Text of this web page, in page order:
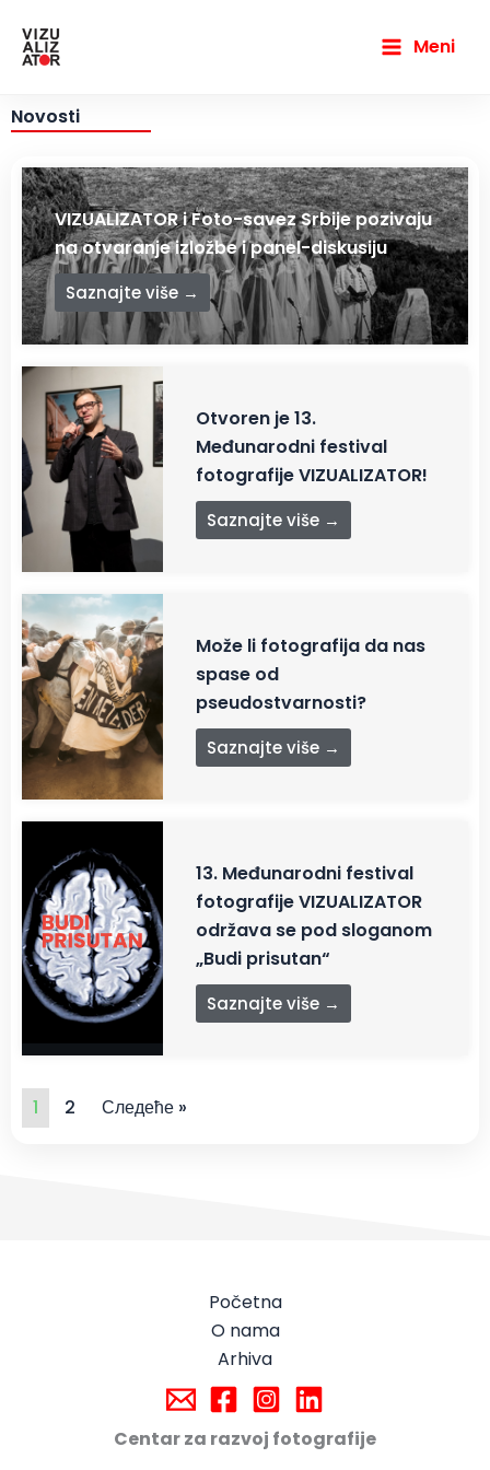
садржај
Meni
Novosti
VIZUALIZATOR i Foto-savez Srbije pozivaju
na otvaranje izložbe i panel-diskusiju
Saznajte više →
Otvoren je 13.
Međunarodni festival
fotografije VIZUALIZATOR!
Saznajte više →
Može li fotografija da nas
spase od
pseudostvarnosti?
Saznajte više →
13. Međunarodni festival
fotografije VIZUALIZATOR
održava se pod sloganom
„Budi prisutan“
Saznajte više →
1 2 Следеће »
Početna
O nama
Arhiva
Centar za razvoj fotografije